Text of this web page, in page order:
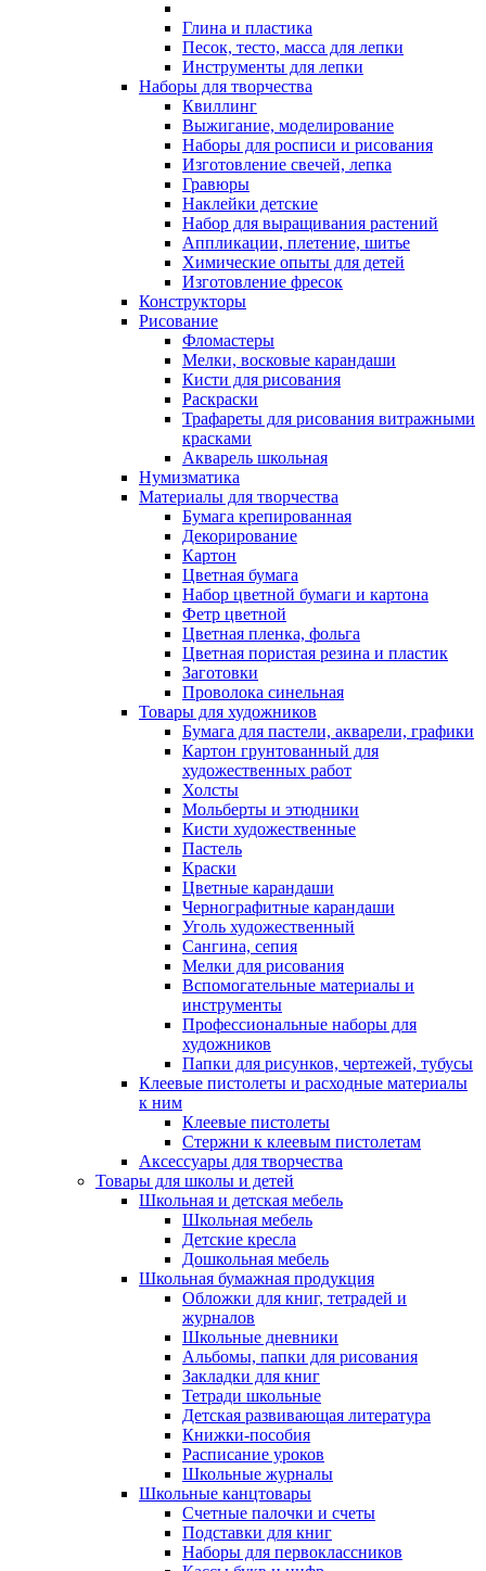
Глина и пластика
Песок, тесто, масса для лепки
Инструменты для лепки
Наборы для творчества
Квиллинг
Выжигание, моделирование
Наборы для росписи и рисования
Изготовление свечей, лепка
Гравюры
Наклейки детские
Набор для выращивания растений
Аппликации, плетение, шитье
Химические опыты для детей
Изготовление фресок
Конструкторы
Рисование
Фломастеры
Мелки, восковые карандаши
Кисти для рисования
Раскраски
Трафареты для рисования витражными
красками
Акварель школьная
Нумизматика
Материалы для творчества
Бумага крепированная
Декорирование
Картон
Цветная бумага
Набор цветной бумаги и картона
Фетр цветной
Цветная пленка, фольга
Цветная пористая резина и пластик
Заготовки
Проволока синельная
Товары для художников
Бумага для пастели, акварели, графики
Картон грунтованный для
художественных работ
Холсты
Мольберты и этюдники
Кисти художественные
Пастель
Краски
Цветные карандаши
Чернографитные карандаши
Уголь художественный
Сангина, сепия
Мелки для рисования
Вспомогательные материалы и
инструменты
Профессиональные наборы для
художников
Папки для рисунков, чертежей, тубусы
Клеевые пистолеты и расходные материалы
к ним
Клеевые пистолеты
Стержни к клеевым пистолетам
Аксессуары для творчества
Товары для школы и детей
Школьная и детская мебель
Школьная мебель
Детские кресла
Дошкольная мебель
Школьная бумажная продукция
Обложки для книг, тетрадей и
журналов
Школьные дневники
Альбомы, папки для рисования
Закладки для книг
Тетради школьные
Детская развивающая литература
Книжки-пособия
Расписание уроков
Школьные журналы
Школьные канцтовары
Счетные палочки и счеты
Подставки для книг
Наборы для первоклассников